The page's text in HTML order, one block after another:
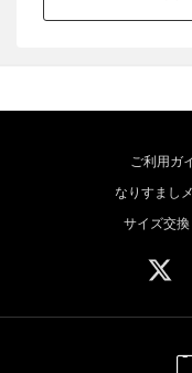
ご利用ガ
なりすまし
サイズ交換